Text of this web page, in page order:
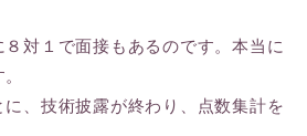
対１で面接もあるのです。本当に
、技術披露が終わり、点数集計を